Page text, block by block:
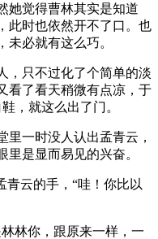
她觉得曹林其实是知道
此时也依然开不了口。也
必就有这么巧。
，只不过化了个简单的淡
看了看天稍微有点凉，于
，就这么出了门。
里一时没人认出孟青云，
是显而易见的兴奋。
青云的手，“哇！你比以
林你，跟原来一样，一